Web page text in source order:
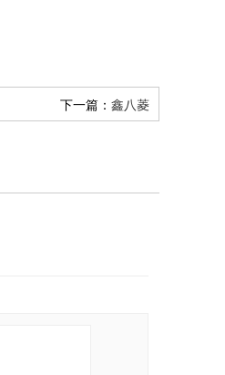
下一篇： 鑫八菱